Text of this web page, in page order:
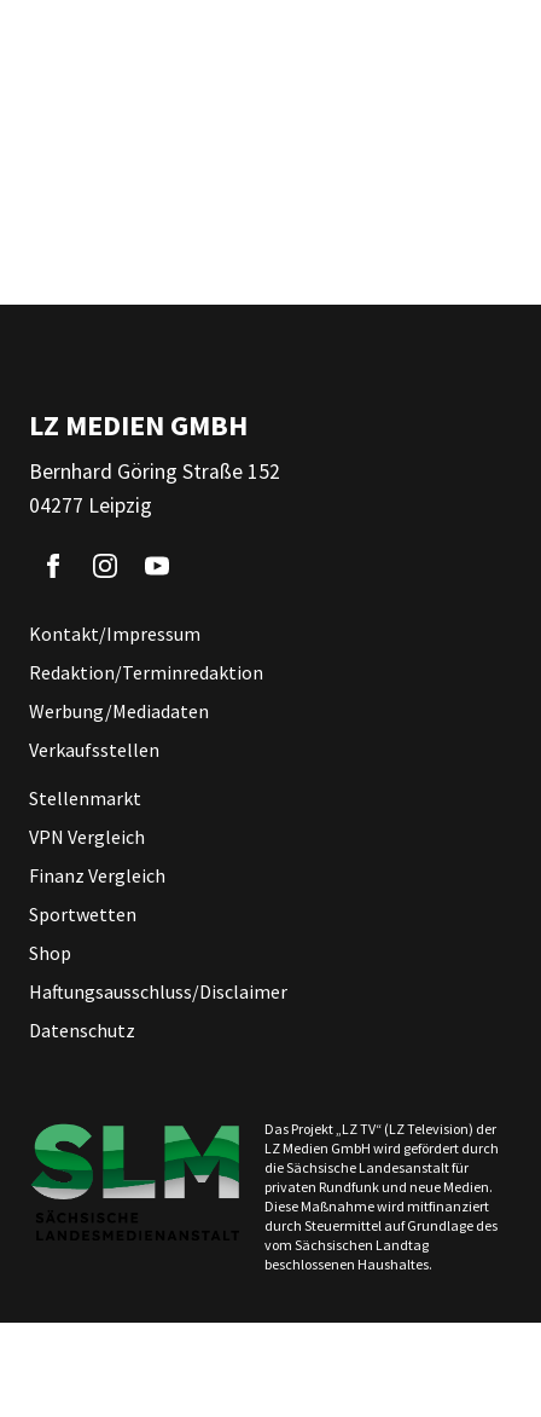
LZ MEDIEN GMBH
Bernhard Göring Straße 152
04277 Leipzig
Kontakt/Impressum
Redaktion/Terminredaktion
Werbung/Mediadaten
Verkaufsstellen
Stellenmarkt
VPN Vergleich
Finanz Vergleich
Sportwetten
Shop
Haftungsausschluss/Disclaimer
Datenschutz
Das Projekt „LZ TV“ (LZ Television) der
LZ Medien GmbH wird gefördert durch
die Sächsische Landesanstalt für
privaten Rundfunk und neue Medien.
Diese Maßnahme wird mitfinanziert
durch Steuermittel auf Grundlage des
vom Sächsischen Landtag
beschlossenen Haushaltes.